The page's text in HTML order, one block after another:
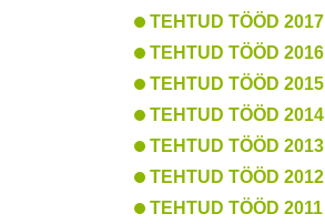
TEHTUD TÖÖD 2017
TEHTUD TÖÖD 2016
TEHTUD TÖÖD 2015
TEHTUD TÖÖD 2014
TEHTUD TÖÖD 2013
TEHTUD TÖÖD 2012
TEHTUD TÖÖD 2011